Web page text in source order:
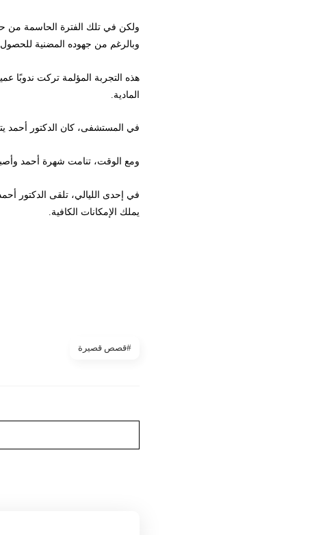
ولكن في تلك الفترة الحاسمة من
وبالرغم من جهوده المضنية للحصول
هذه التجربة المؤلمة تركت ندوبًا
المادية.
في المستشفى، كان الدكتور أحمد
ومع الوقت، تنامت شهرة أحمد وأصبح
في إحدى الليالي، تلقى الدكتور
يملك الإمكانات الكافية.
#قصص قصيرة